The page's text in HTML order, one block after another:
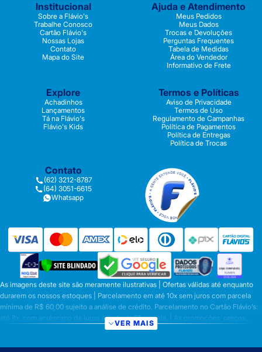
Institucional
Sobre a Flávio's
Trabalhe Conosco
Cartão Flávio's
Nossas Lojas
Contato
Mapa do Site
Ajuda e Atendimento
Meus Pedidos
Meus Dados
Trocas e Devoluções
Perguntas Frequentes
Tabela de Medidas
Área do Vendedor
Informativo de Frete
Explore
Achadinhos
Lançamentos
Tá na Flávio's
Flávio's Kids
Termos e Políticas
Aviso de Privacidade
Termos de Uso
Regulamento de Campanhas
Política de Pagamentos
Política de Entregas
Política de Trocas
Contato
(62) 3212-8787
(64) 3051-6615
Whatsapp
As imagens deste site são meramente ilustrativas | Ofertas válidas até enquanto
durarem os nossos estoques | Parcelamento em até 10x sem juros com parcela
mínima de R$ 60,00 sujeito a análise de crédito. Parcelamento no Cartão Flávio’s:
até 8x, com acréscimo de juros a partir da 6ª parcela. | As promoções, preços,
parcelamentos e condições de pagamento são válidas apenas para compras
VER MAIS